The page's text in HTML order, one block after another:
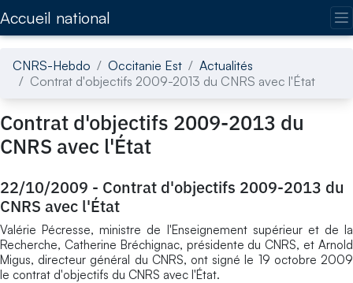
Accueil national
CNRS-Hebdo Occitanie Est
Actualités
Contrat d'objectifs 2009-2013 du CNRS avec l'État
Contrat d'objectifs 2009-2013 du
CNRS avec l'État
22/10/2009 - Contrat d'objectifs 2009-2013 du
CNRS avec l'État
Valérie Pécresse, ministre de l'Enseignement supérieur et de la
Recherche, Catherine Bréchignac, présidente du CNRS, et Arnold
Migus, directeur général du CNRS, ont signé le 19 octobre 2009
le contrat d'objectifs du CNRS avec l'État.